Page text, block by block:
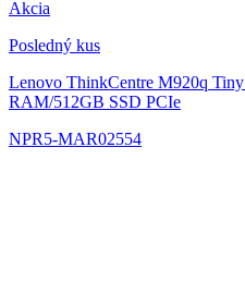
Akcia
Posledný kus
Lenovo ThinkCentre M920q Tiny
RAM/512GB SSD PCIe
NPR5-MAR02554